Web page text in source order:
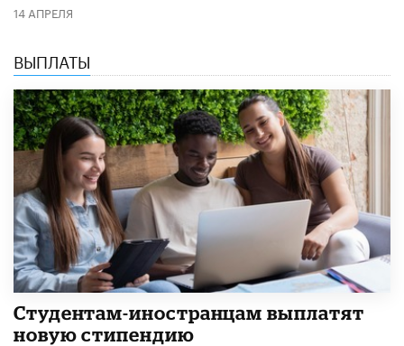
14 АПРЕЛЯ
ВЫПЛАТЫ
Студентам-иностранцам выплатят
новую стипендию